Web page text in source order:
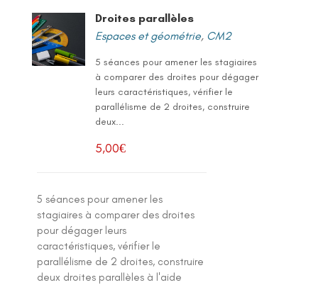
Droites parallèles
Espaces et géométrie, CM2
5 séances pour amener les stagiaires
à comparer des droites pour dégager
leurs caractéristiques, vérifier le
parallélisme de 2 droites, construire
deux...
5,00€
5 séances pour amener les
stagiaires à comparer des droites
pour dégager leurs
caractéristiques, vérifier le
parallélisme de 2 droites, construire
deux droites parallèles à l'aide